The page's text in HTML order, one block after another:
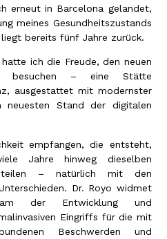
erneut in Barcelona gelandet,
meines Gesundheitszustands
bereits fünf Jahre zurück.
ich die Freude, den neuen
– eine Stätte
ausgestattet mit modernster
neuesten Stand der digitalen
empfangen, die entsteht,
Jahre hinweg dieselben
teilen – natürlich mit den
Dr. Royo widmet
der Entwicklung und
Eingriffs für die mit
Beschwerden und